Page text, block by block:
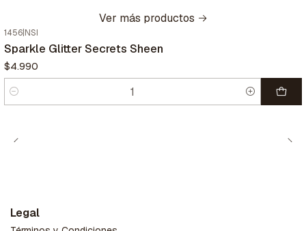
Ver más productos
1456|NSI
Sparkle Glitter Secrets Sheen
$4.990
Cantidad
Legal